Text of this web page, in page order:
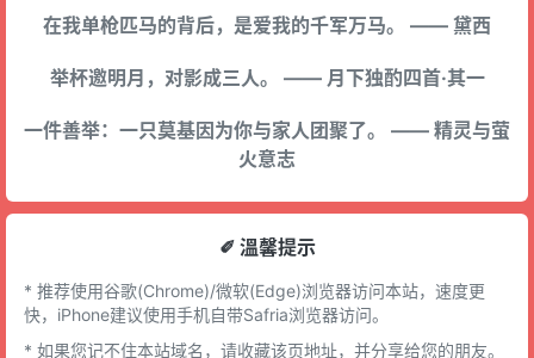
在我单枪匹马的背后，是爱我的千军万马。 —— 黛西
举杯邀明月，对影成三人。 —— 月下独酌四首·其一
一件善举：一只莫基因为你与家人团聚了。 —— 精灵与萤
火意志
✐ 溫馨提示
* 推荐使用谷歌(Chrome)/微软(Edge)浏览器访问本站，速度更
快，iPhone建议使用手机自带Safria浏览器访问。
* 如果您记不住本站域名，请收藏该页地址，并分享给您的朋友。